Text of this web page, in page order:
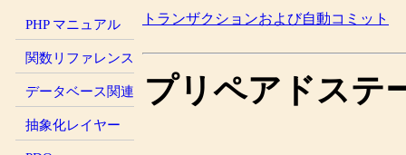
PHP マニュアル
関数リファレンス
データベース関連
抽象化レイヤー
トランザクションおよび自動コミット
プリペアドステ